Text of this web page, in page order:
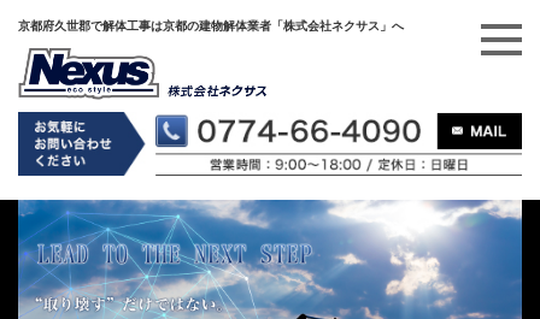
京都府久世郡で解体工事は京都の建物解体業者「株式会社ネクサス」へ